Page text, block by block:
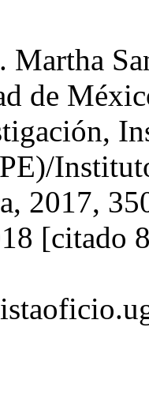
Martha
de
2017,
[citado